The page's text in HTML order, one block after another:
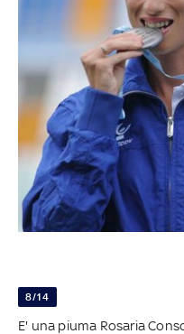
8/14
E' una piuma Rosaria